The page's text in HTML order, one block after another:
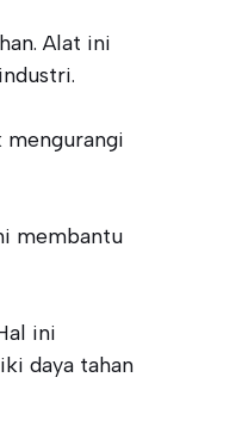
Alat ini
mengurangi
membantu
ini
daya tahan